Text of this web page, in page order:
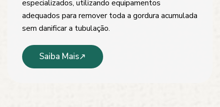
especializados, utilizando equipamentos
adequados para remover toda a gordura acumulada
sem danificar a tubulação.
Saiba Mais